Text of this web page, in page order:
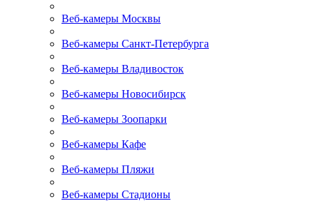
Веб-камеры Москвы
Веб-камеры Санкт-Петербурга
Веб-камеры Владивосток
Веб-камеры Новосибирск
Веб-камеры Зоопарки
Веб-камеры Кафе
Веб-камеры Пляжи
Веб-камеры Стадионы